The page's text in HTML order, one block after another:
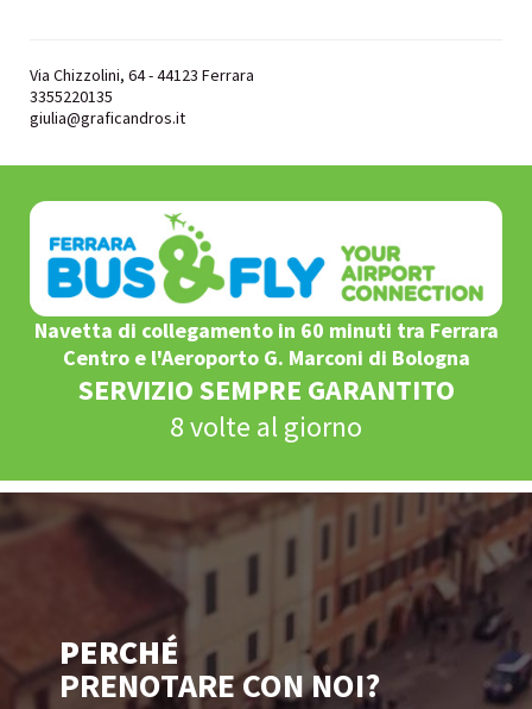
Via Chizzolini, 64 - 44123 Ferrara
3355220135
giulia@graficandros.it
Navetta di collegamento in 60 minuti tra Ferrara
Centro e l'Aeroporto G. Marconi di Bologna
SERVIZIO SEMPRE GARANTITO
8 volte al giorno
PERCHÉ
PRENOTARE CON NOI?